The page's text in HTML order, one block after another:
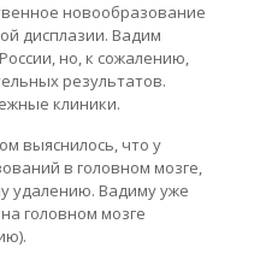
новообразование
дисплазии. Вадим
но, к сожалению,
результатов.
клиники.
выяснилось, что у
в головном мозге,
удалению. Вадиму уже
головном мозге